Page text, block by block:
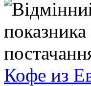
Кофе из